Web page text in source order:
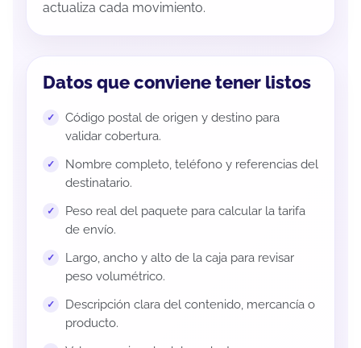
actualiza cada movimiento.
Datos que conviene tener listos
Código postal de origen y destino para
validar cobertura.
Nombre completo, teléfono y referencias del
destinatario.
Peso real del paquete para calcular la tarifa
de envío.
Largo, ancho y alto de la caja para revisar
peso volumétrico.
Descripción clara del contenido, mercancía o
producto.